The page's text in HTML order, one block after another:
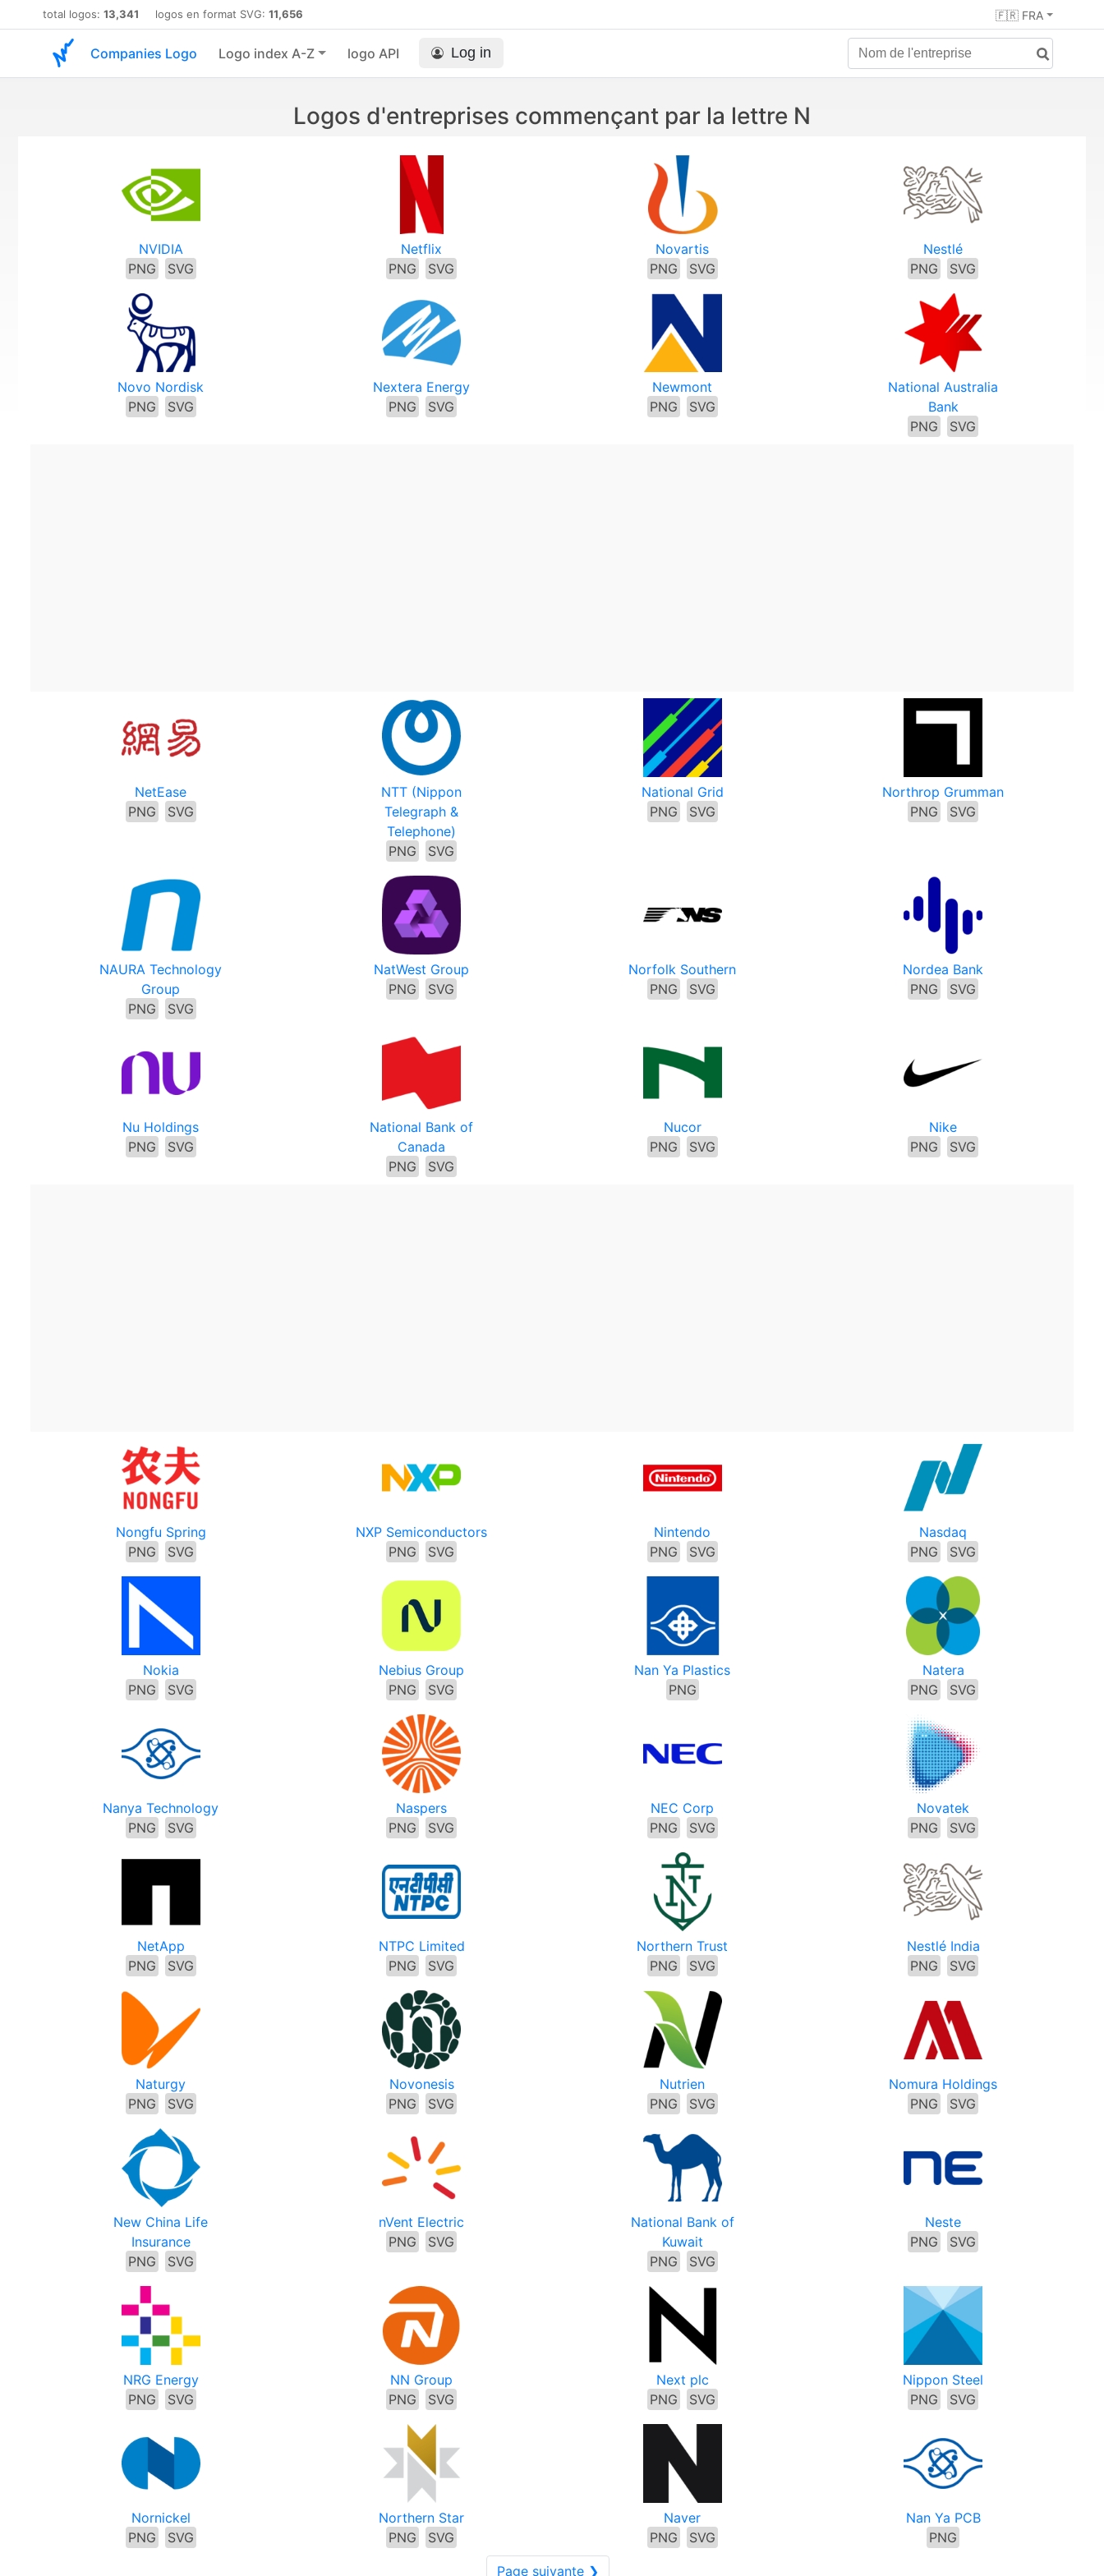
total logos: 13,341 logos en format SVG: 11,656 🇫🇷 FRA
Companies Logo Logo index A-Z logo API Log in
Logos d'entreprises commençant par la lettre N
NVIDIA
PNG
SVG
Netflix
PNG
SVG
Novartis
PNG
SVG
Nestlé
PNG
SVG
Novo Nordisk
PNG
SVG
Nextera Energy
PNG
SVG
Newmont
PNG
SVG
National Australia
Bank
PNG
SVG
NetEase
PNG
SVG
NTT (Nippon
Telegraph &
Telephone)
PNG
SVG
National Grid
PNG
SVG
Northrop Grumman
PNG
SVG
NAURA Technology
Group
PNG
SVG
NatWest Group
PNG
SVG
Norfolk Southern
PNG
SVG
Nordea Bank
PNG
SVG
Nu Holdings
PNG
SVG
National Bank of
Canada
PNG
SVG
Nucor
PNG
SVG
Nike
PNG
SVG
Nongfu Spring
PNG
SVG
NXP Semiconductors
PNG
SVG
Nintendo
PNG
SVG
Nasdaq
PNG
SVG
Nokia
PNG
SVG
Nebius Group
PNG
SVG
Nan Ya Plastics
PNG
Natera
PNG
SVG
Nanya Technology
PNG
SVG
Naspers
PNG
SVG
NEC Corp
PNG
SVG
Novatek
PNG
SVG
NetApp
PNG
SVG
NTPC Limited
PNG
SVG
Northern Trust
PNG
SVG
Nestlé India
PNG
SVG
Naturgy
PNG
SVG
Novonesis
PNG
SVG
Nutrien
PNG
SVG
Nomura Holdings
PNG
SVG
New China Life
Insurance
PNG
SVG
nVent Electric
PNG
SVG
National Bank of
Kuwait
PNG
SVG
Neste
PNG
SVG
NRG Energy
PNG
SVG
NN Group
PNG
SVG
Next plc
PNG
SVG
Nippon Steel
PNG
SVG
Nornickel
PNG
SVG
Northern Star
PNG
SVG
Naver
PNG
SVG
Nan Ya PCB
PNG
Page suivante ❯